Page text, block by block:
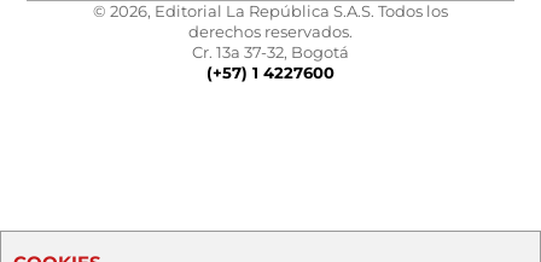
© 2026, Editorial La República S.A.S. Todos los
derechos reservados.
Cr. 13a 37-32, Bogotá
(+57) 1 4227600